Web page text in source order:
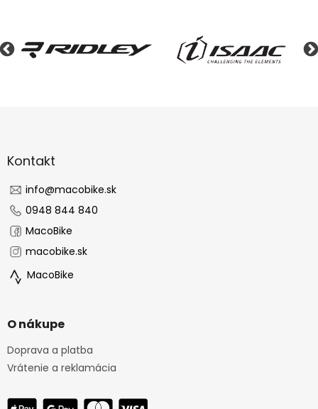
äKontakt
info@macobike.sk
0948 844 840
MacoBike
macobike.sk
MacoBike
O nákupe
Doprava a platba
Vrátenie a reklamácia